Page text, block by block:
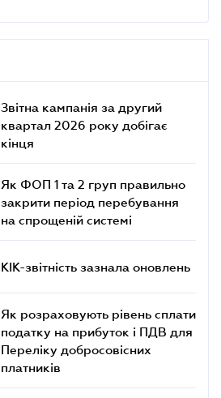
Звітна кампанія за другий
квартал 2026 року добігає
кінця
Як ФОП 1 та 2 груп правильно
закрити період перебування
на спрощеній системі
КІК-звітність зазнала оновлень
Як розраховують рівень сплати
податку на прибуток і ПДВ для
Переліку добросовісних
платників